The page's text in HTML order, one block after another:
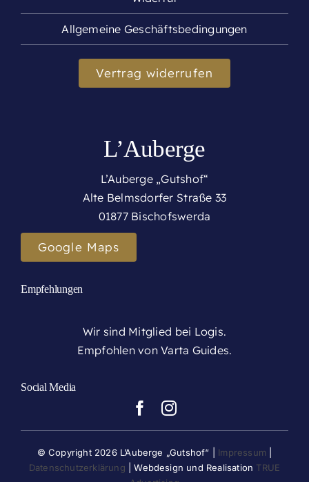
Allgemeine Geschäftsbedingungen
Vertrag widerrufen
L’Auberge
L’Auberge „Gutshof“
Alte Belmsdorfer Straße 33
01877 Bischofswerda
Google Maps
Empfehlungen
Wir sind Mitglied bei Logis.
Empfohlen von Varta Guides.
Social Media
© Copyright 2026 L’Auberge „Gutshof“ | Impressum
Datenschutzerklärung | Webdesign und Realisation TRUE